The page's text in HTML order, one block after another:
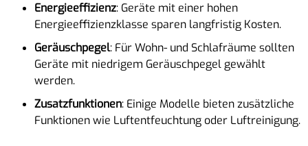
Energieeffizienz: Geräte mit einer hohen
Energieeffizienzklasse sparen langfristig Kosten.
Geräuschpegel: Für Wohn- und Schlafräume sollten
Geräte mit niedrigem Geräuschpegel gewählt
werden.
Zusatzfunktionen: Einige Modelle bieten zusätzliche
Funktionen wie Luftentfeuchtung oder Luftreinigung.